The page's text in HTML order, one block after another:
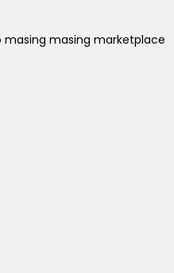
masing masing marketplace